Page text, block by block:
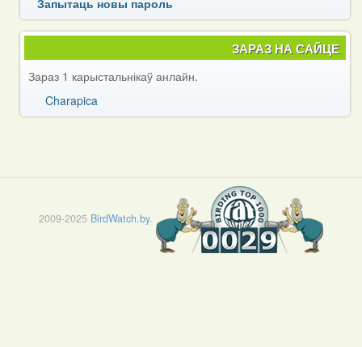
ЗАРАЗ НА САЙЦЕ
Зараз 1 карыстальнікаў анлайн.
Charapica
2009-2025 BirdWatch.by.